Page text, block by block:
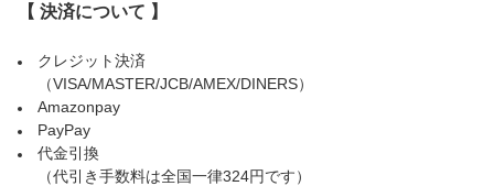
【 決済について 】
クレジット決済
（VISA/MASTER/JCB/AMEX/DINERS）
Amazonpay
PayPay
代金引換
（代引き手数料は全国一律324円です）